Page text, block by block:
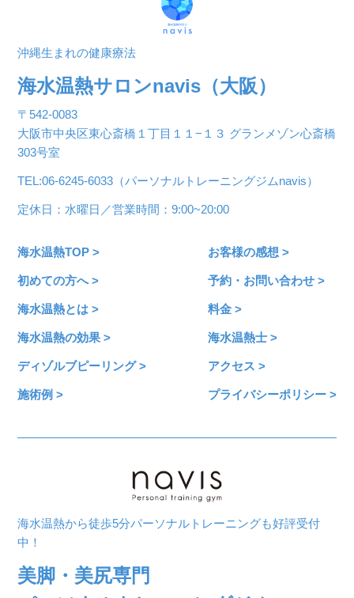
沖縄生まれの健康療法
海水温熱サロンnavis（大阪）
〒542-0083
大阪市中央区東心斎橋１丁目１１−１３ グランメゾン心斎橋
303号室
TEL:06-6245-6033（パーソナルトレーニングジムnavis）
定休日：水曜日／営業時間：9:00~20:00
海水温熱TOP >
初めての方へ >
海水温熱とは >
海水温熱の効果 >
ディゾルブピーリング >
施術例 >
お客様の感想 >
予約・お問い合わせ >
料金 >
海水温熱士 >
アクセス >
プライバシーポリシー >
海水温熱から徒歩5分パーソナルトレーニングも好評受付
中！
美脚・美尻専門